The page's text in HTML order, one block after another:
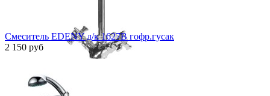
Смеситель EDENY д/к 1627B гофр.гусак
2 150 руб